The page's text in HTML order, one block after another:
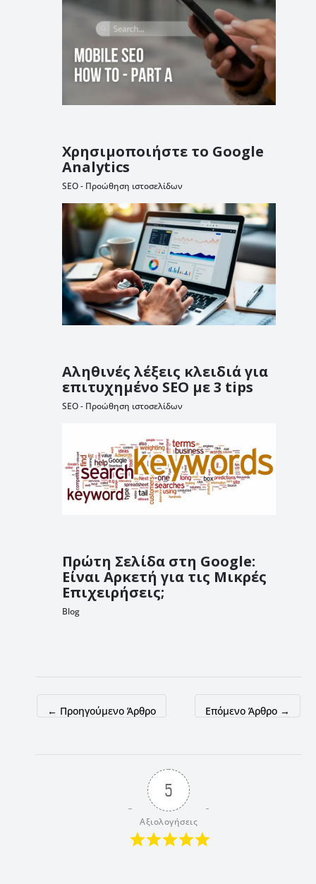
Χρησιμοποιήστε το Google
Analytics
SEO - Προώθηση ιστοσελίδων
Αληθινές λέξεις κλειδιά για
επιτυχημένο SEO με 3 tips
SEO - Προώθηση ιστοσελίδων
Πρώτη Σελίδα στη Google:
Είναι Αρκετή για τις Μικρές
Επιχειρήσεις;
Blog
← Προηγούμενο Άρθρο Επόμενο Άρθρο →
5
Αξιολογήσεις